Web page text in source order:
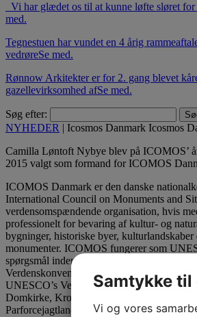
Vi har glædet os til at kunne løfte sløret for
med.
Tegnestuen har vundet en 4 årig
vedrøreSe med.
Rønnow Arkitekter er for 2. gang blevet
gazellevirksomhed afSe med.
Søg efter:
NYHEDER | Icosmos Danmark Icosmos
Camilla Løntoft Nybye blev på ICOMOS’
2015 valgt som formand for ICOMOS
ICOMOS Danmark er den danske
International Council on Monuments and
verdensomspændende organisation, hvis
professionelt for bevaring af kultur- og
bygninger, historiske byer,
monumenter. ICOMOS fungerer som
spørgsmål indenfor bevaring af
Verdenskonventionen. Danmark har otte
UNESCO’s Verdensarvsliste: Jelling
Domkirke, Kronborg, Vadehavet, Stevns
Parforcejagtlandskaberne i Nordsjælland
Samtykke til
Vi og vores